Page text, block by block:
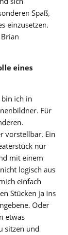
Spaß,
einzusetzen.
eines
ich in
Für
vorstellbar. Ein
nur
mit einem
logisch aus
einfach
Stücken ja ins
Oder
etwas
sitzen und